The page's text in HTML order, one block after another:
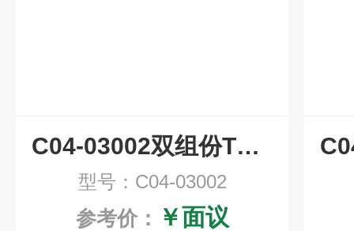
C04-03002双组份TMB显色液
型号：C04-03002
参考价： ￥面议